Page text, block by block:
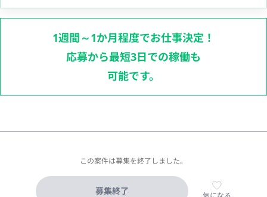
1週間～1か月程度でお仕事決定！
応募から最短3日での稼働も
可能です。
この案件は募集を終了しました。
募集終了